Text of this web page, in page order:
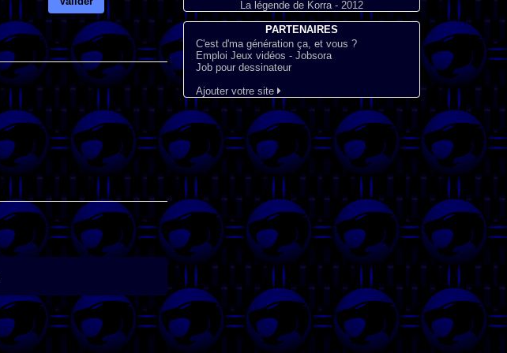
La légende de Korra - 2012
PARTENAIRES
C'est d'ma génération ça, et vous ?
Emploi Jeux vidéos - Jobsora
Job pour dessinateur
Ajouter votre site